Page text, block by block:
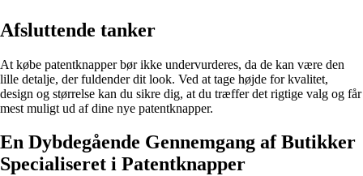
Afsluttende tanker
At købe patentknapper bør ikke undervurderes, da de kan være den
lille detalje, der fuldender dit look. Ved at tage højde for kvalitet,
design og størrelse kan du sikre dig, at du træffer det rigtige valg og får
mest muligt ud af dine nye patentknapper.
En Dybdegående Gennemgang af Butikker
Specialiseret i Patentknapper